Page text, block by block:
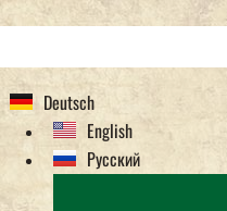
Deutsch
English
Русский